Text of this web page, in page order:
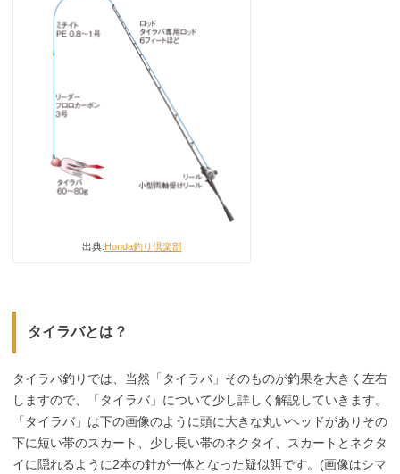
出典: Honda釣り倶楽部
タイラバとは？
タイラバ釣りでは、当然「タイラバ」そのものが釣果を大きく左右
しますので、「タイラバ」について少し詳しく解説していきます。
「タイラバ」は下の画像のように頭に大きな丸いヘッドがありその
下に短い帯のスカート、少し長い帯のネクタイ、スカートとネクタ
イに隠れるように2本の針が一体となった疑似餌です。(画像はシマ